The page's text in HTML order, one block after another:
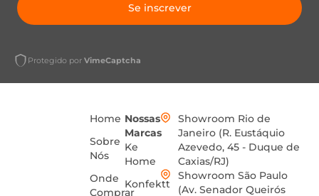
Se inscrever
Protegido por VimeCaptcha
Home
Sobre
Nós
Onde
Comprar
Nossas
Marcas
Ke
Home
Konfektt
Showroom Rio de
Janeiro (R. Eustáquio
Azevedo, 45 - Duque de
Caxias/RJ)
Showroom São Paulo
(Av. Senador Queirós